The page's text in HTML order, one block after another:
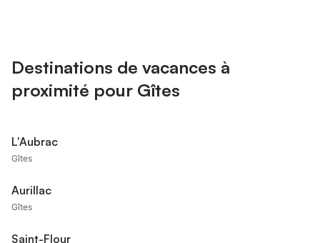
Destinations de vacances à
proximité pour Gîtes
L'Aubrac
Gîtes
Aurillac
Gîtes
Saint-Flour